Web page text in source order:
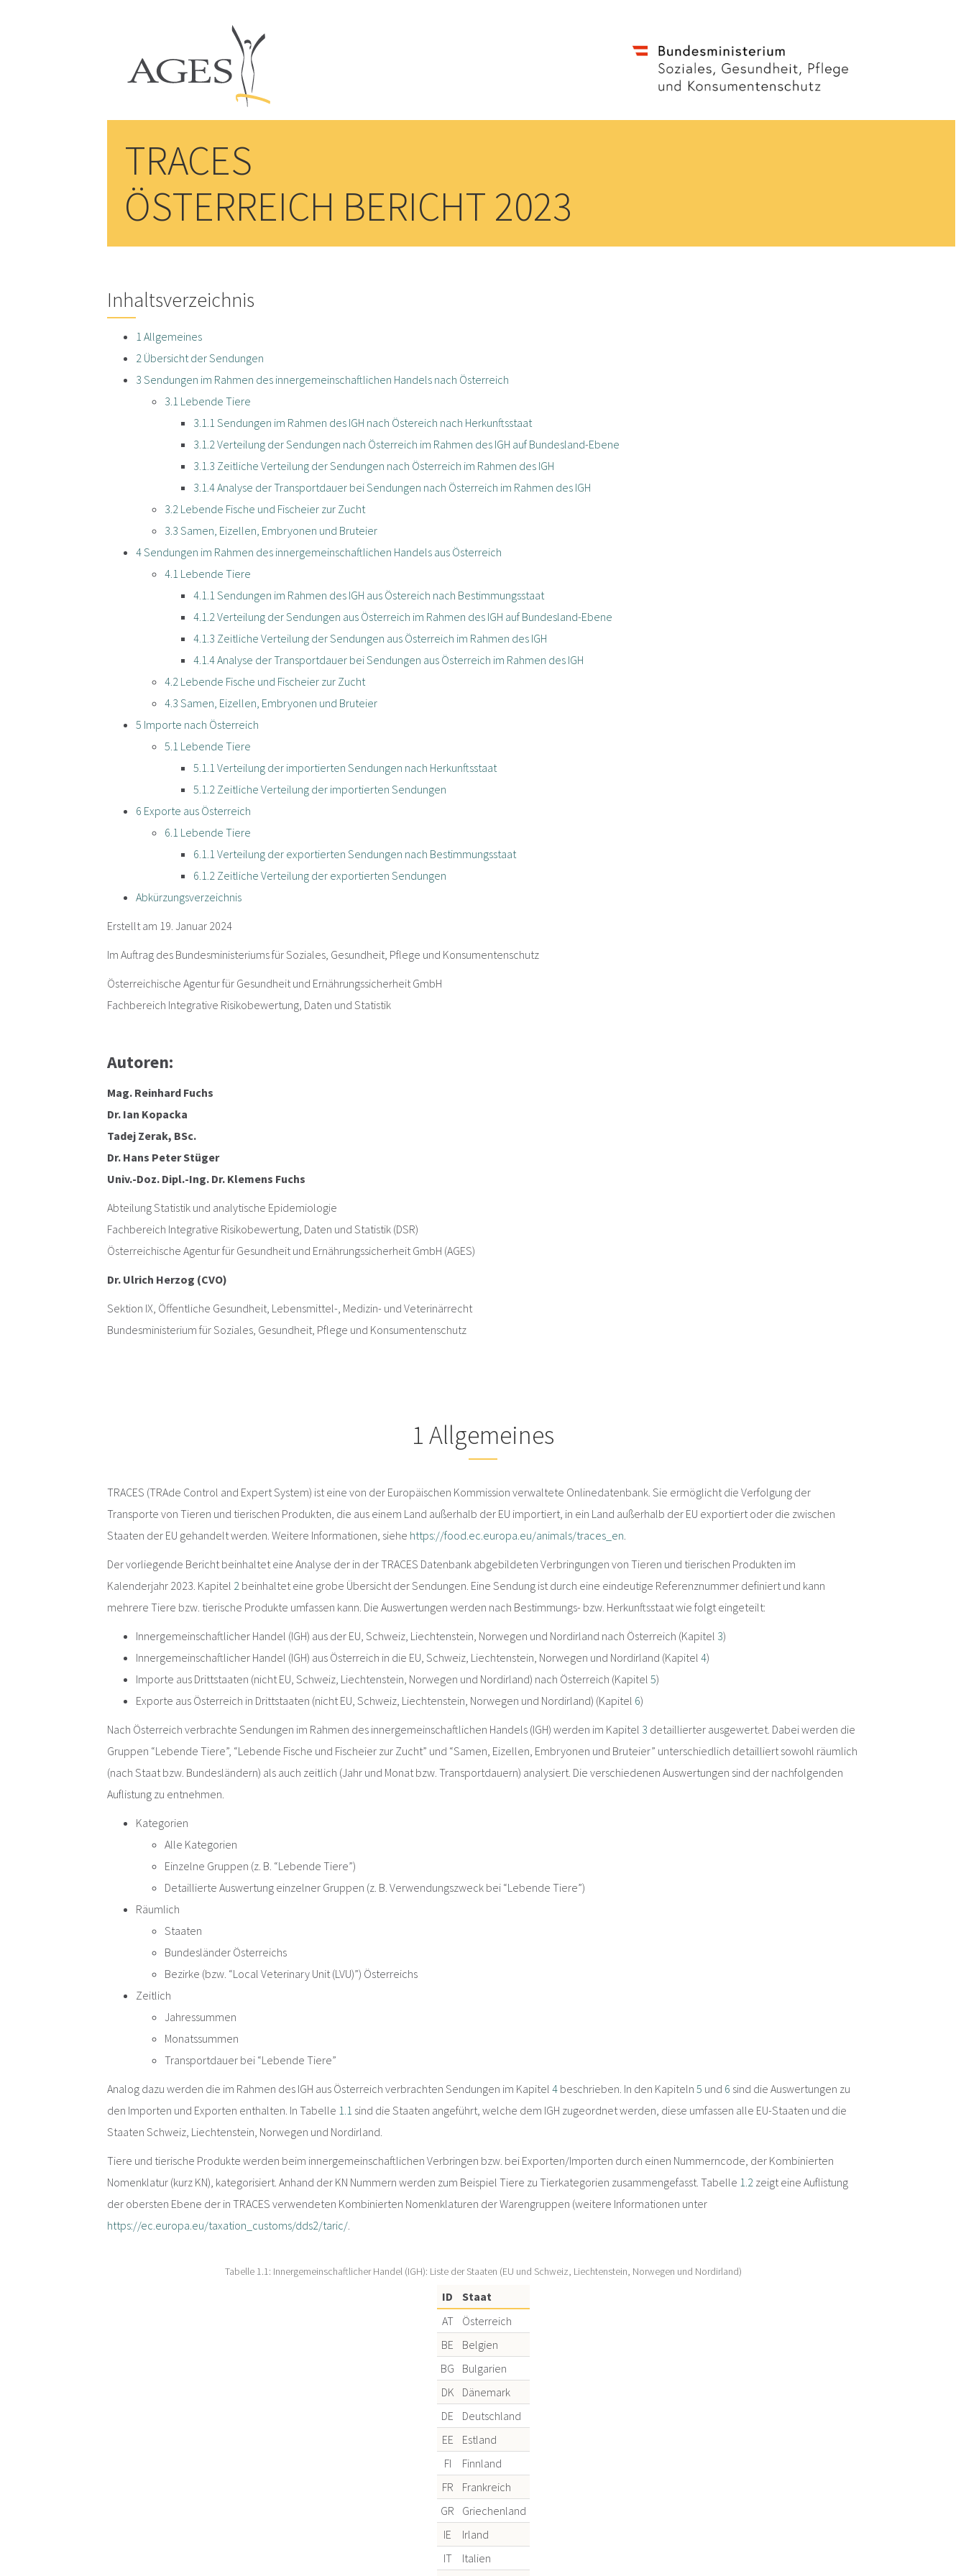
TRACES
ÖSTERREICH BERICHT 2023
Inhaltsverzeichnis
1 Allgemeines
2 Übersicht der Sendungen
3 Sendungen im Rahmen des innergemeinschaftlichen Handels nach Österreich
3.1 Lebende Tiere
3.1.1 Sendungen im Rahmen des IGH nach Östereich nach Herkunftsstaat
3.1.2Verteilung der Sendungen nach Österreich im Rahmen des IGH auf Bundesland-Ebene
3.1.3 Zeitliche Verteilung der Sendungen nach Österreich im Rahmen des IGH
3.1.4Analyse der Transportdauer bei Sendungen nach Österreich im Rahmen des IGH
3.2 Lebende Fische und Fischeier zur Zucht
3.3 Samen, Eizellen, Embryonen und Bruteier
4Sendungen im Rahmen des innergemeinschaftlichen Handels aus Österreich
4.1 Lebende Tiere
4.1.1 Sendungen im Rahmen des IGH aus Östereich nach Bestimmungsstaat
4.1.2Verteilung der Sendungen aus Österreich im Rahmen des IGH auf Bundesland-Ebene
4.1.3 Zeitliche Verteilung der Sendungen aus Österreich im Rahmen des IGH
4.1.4Analyse der Transportdauer bei Sendungen aus Österreich im Rahmen des IGH
4.2 Lebende Fische und Fischeier zur Zucht
4.3 Samen, Eizellen, Embryonen und Bruteier
5 Importe nach Österreich
5.1 Lebende Tiere
5.1.1 Verteilung der importierten Sendungen nach Herkunftsstaat
5.1.2 Zeitliche Verteilung der importierten Sendungen
6 Exporte aus Österreich
6.1 Lebende Tiere
6.1.1 Verteilung der exportierten Sendungen nach Bestimmungsstaat
6.1.2 Zeitliche Verteilung der exportierten Sendungen
Abkürzungsverzeichnis
Erstellt am 19. Januar 2024
Im Auftrag des Bundesministeriums für Soziales, Gesundheit, Pflege und Konsumentenschutz
Österreichische Agentur für Gesundheit und Ernährungssicherheit GmbH
Fachbereich Integrative Risikobewertung, Daten und Statistik
Autoren:
Mag. Reinhard Fuchs
Dr. Ian Kopacka
Tadej Zerak, BSc.
Dr. Hans Peter Stüger
Univ.-Doz. Dipl.-Ing. Dr. Klemens Fuchs
Abteilung Statistik und analytische Epidemiologie
Fachbereich Integrative Risikobewertung, Daten und Statistik (DSR)
Österreichische Agentur für Gesundheit und Ernährungssicherheit GmbH (AGES)
Dr. Ulrich Herzog (CVO)
Sektion IX, Öffentliche Gesundheit, Lebensmittel-, Medizin- und Veterinärrecht
Bundesministerium für Soziales, Gesundheit, Pflege und Konsumentenschutz
1 Allgemeines
TRACES (TRAde Control and Expert System) ist eine von der Europäischen Kommission verwaltete Onlinedatenbank. Sie ermöglicht die Verfolgung der
Transporte von Tieren und tierischen Produkten, die aus einem Land außerhalb der EU importiert, in ein Land außerhalb der EU exportiert oder die zwischen
Staaten der EU gehandelt werden. Weitere Informationen, siehe https://food.ec.europa.eu/animals/traces_en.
Der vorliegende Bericht beinhaltet eine Analyse der in der TRACES Datenbank abgebildeten Verbringungen von Tieren und tierischen Produkten im
Kalenderjahr 2023. Kapitel 2 beinhaltet eine grobe Übersicht der Sendungen. Eine Sendung ist durch eine eindeutige Referenznummer definiert und kann
mehrere Tiere bzw. tierische Produkte umfassen kann. Die Auswertungen werden nach Bestimmungs- bzw. Herkunftsstaat wie folgt eingeteilt:
Innergemeinschaftlicher Handel (IGH) aus der EU, Schweiz, Liechtenstein, Norwegen und Nordirland nach Österreich (Kapitel 3)
Innergemeinschaftlicher Handel (IGH) aus Österreich in die EU, Schweiz, Liechtenstein, Norwegen und Nordirland (Kapitel4)
Importe aus Drittstaaten (nicht EU, Schweiz, Liechtenstein, Norwegen und Nordirland) nach Österreich (Kapitel5)
Exporte aus Österreich in Drittstaaten (nicht EU, Schweiz, Liechtenstein, Norwegen und Nordirland) (Kapitel 6)
Nach Österreich verbrachte Sendungen im Rahmen des innergemeinschaftlichen Handels (IGH) werden im Kapitel 3 detaillierter ausgewertet. Dabei werden die
Gruppen “Lebende Tiere”, “Lebende Fische und Fischeier zur Zucht” und “Samen, Eizellen, Embryonen und Bruteier” unterschiedlich detailliert sowohl räumlich
(nach Staat bzw. Bundesländern) als auch zeitlich (Jahr und Monat bzw. Transportdauern) analysiert. Die verschiedenen Auswertungen sind der nachfolgenden
Auflistung zu entnehmen.
Kategorien
Alle Kategorien
Einzelne Gruppen (z. B. “Lebende Tiere”)
Detaillierte Auswertung einzelner Gruppen (z. B. Verwendungszweck bei “Lebende Tiere”)
Räumlich
Staaten
Bundesländer Österreichs
Bezirke (bzw. “Local Veterinary Unit (LVU)”) Österreichs
Zeitlich
Jahressummen
Monatssummen
Transportdauer bei “Lebende Tiere”
Analog dazu werden die im Rahmen des IGH aus Österreich verbrachten Sendungen im Kapitel4 beschrieben. In den Kapiteln5 und 6 sind die Auswertungen zu
den Importen und Exporten enthalten. In Tabelle 1.1 sind die Staaten angeführt, welche dem IGH zugeordnet werden, diese umfassen alle EU-Staaten und die
Staaten Schweiz, Liechtenstein, Norwegen und Nordirland.
Tiere und tierische Produkte werden beim innergemeinschaftlichen Verbringen bzw. bei Exporten/Importen durch einen Nummerncode, der Kombinierten
Nomenklatur (kurz KN), kategorisiert. Anhand der KN Nummern werden zum Beispiel Tiere zu Tierkategorien zusammengefasst. Tabelle 1.2 zeigt eine Auflistung
der obersten Ebene der in TRACES verwendeten Kombinierten Nomenklaturen der Warengruppen (weitere Informationen unter
https://ec.europa.eu/taxation_customs/dds2/taric/.
Tabelle 1.1: Innergemeinschaftlicher Handel (IGH): Liste der Staaten (EU und Schweiz, Liechtenstein, Norwegen und Nordirland)
ID
Staat
AT
Österreich
BE
Belgien
BG
Bulgarien
DK
Dänemark
DE
Deutschland
EE
Estland
FI
Finnland
FR
Frankreich
GR
Griechenland
IE
Irland
IT
Italien